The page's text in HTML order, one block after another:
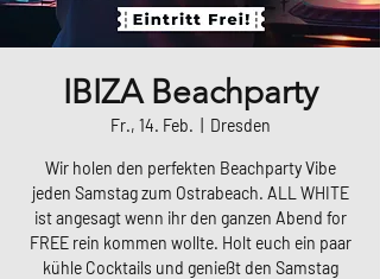
IBIZA Beachparty
Fr., 14. Feb. Dresden
Wir holen den perfekten Beachparty Vibe
jeden Samstag zum Ostrabeach. ALL WHITE
ist angesagt wenn ihr den ganzen Abend for
FREE rein kommen wollte. Holt euch ein paar
kühle Cocktails und genießt den Samstag